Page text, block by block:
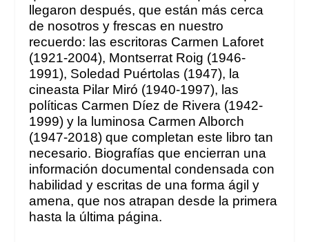
llegaron después, que están más cerca
de nosotros y frescas en nuestro
recuerdo: las escritoras Carmen Laforet
(1921-2004), Montserrat Roig (1946-
1991), Soledad Puértolas (1947), la
cineasta Pilar Miró (1940-1997), las
políticas Carmen Díez de Rivera (1942-
1999) y la luminosa Carmen Alborch
(1947-2018) que completan este libro tan
necesario. Biografías que encierran una
información documental condensada con
habilidad y escritas de una forma ágil y
amena, que nos atrapan desde la primera
hasta la última página.